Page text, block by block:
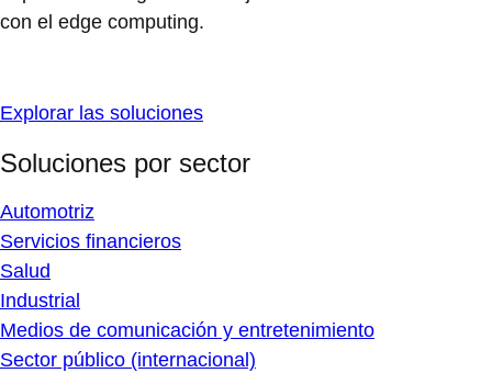
con el edge computing.
Explorar las soluciones
Soluciones por sector
Automotriz
Servicios financieros
Salud
Industrial
Medios de comunicación y entretenimiento
Sector público (internacional)